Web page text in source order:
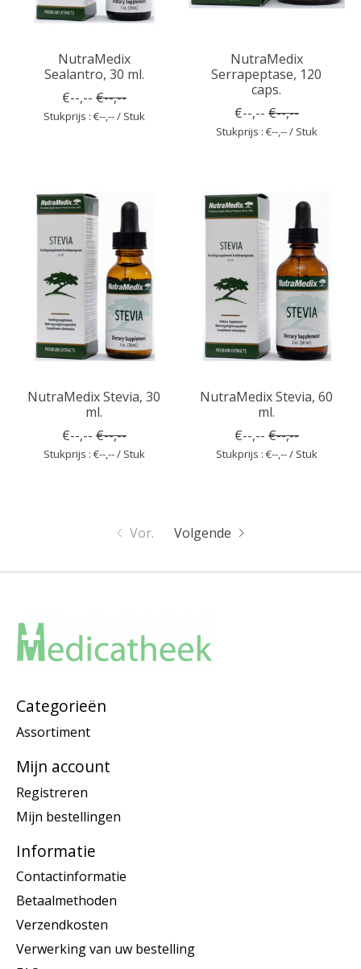
NutraMedix
Sealantro, 30 ml.
€--,-- €--,--
Stukprijs : €--,-- / Stuk
NutraMedix
Serrapeptase, 120
caps.
€--,-- €--,--
Stukprijs : €--,-- / Stuk
NutraMedix Stevia, 30
ml.
€--,-- €--,--
Stukprijs : €--,-- / Stuk
NutraMedix Stevia, 60
ml.
€--,-- €--,--
Stukprijs : €--,-- / Stuk
Vor. Volgende
Categorieën
Assortiment
Mijn account
Registreren
Mijn bestellingen
Informatie
Contactinformatie
Betaalmethoden
Verzendkosten
Verwerking van uw bestelling